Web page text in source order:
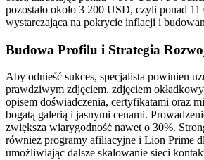
pozostało około 3 200 USD, czyli ponad
wystarczająca na pokrycie inflacji i
Budowa Profilu i Strategia
Aby odnieść sukces, specjalista powinien
prawdziwym zdjęciem, zdjęciem
opisem doświadczenia, certyfikatami oraz
bogatą galerią i jasnymi cenami.
zwiększa wiarygodność nawet o 30%.
również programy afiliacyjne i Lion Prime
umożliwiając dalsze skalowanie sieci